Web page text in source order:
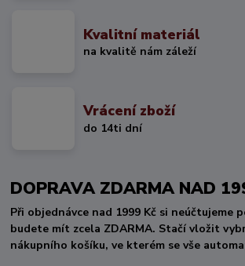
Kvalitní materiál
na kvalitě nám záleží
Vrácení zboží
do 14ti dní
DOPRAVA ZDARMA NAD
Při objednávce nad 1999 Kč si neúčtujeme
budete mít zcela ZDARMA. Stačí vložit
nákupního košíku, ve kterém se vše